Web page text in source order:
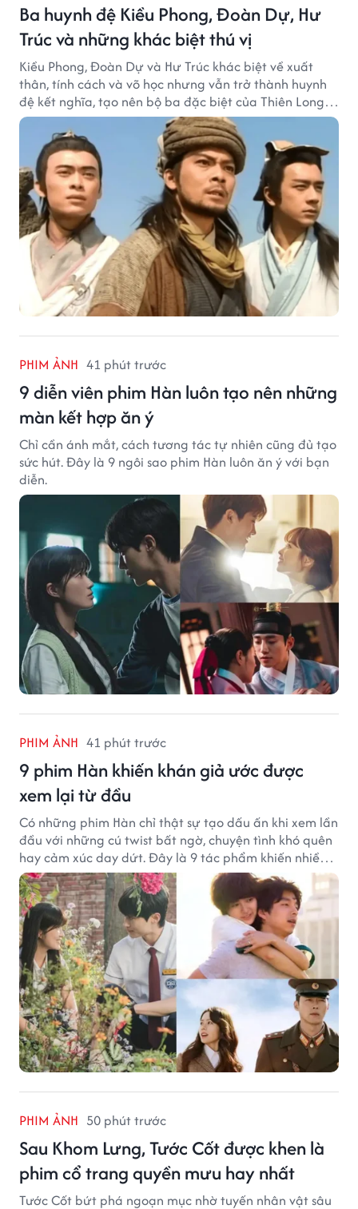
Ba huynh đệ Kiều Phong, Đoàn Dự, Hư
Trúc và những khác biệt thú vị
Kiều Phong, Đoàn Dự và Hư Trúc khác biệt về xuất
thân, tính cách và võ học nhưng vẫn trở thành huynh
đệ kết nghĩa, tạo nên bộ ba đặc biệt của Thiên Long
Bát Bộ.
PHIM ẢNH 41 phút trước
9 diễn viên phim Hàn luôn tạo nên những
màn kết hợp ăn ý
Chỉ cần ánh mắt, cách tương tác tự nhiên cũng đủ tạo
sức hút. Đây là 9 ngôi sao phim Hàn luôn ăn ý với bạn
diễn.
PHIM ẢNH 41 phút trước
9 phim Hàn khiến khán giả ước được
xem lại từ đầu
Có những phim Hàn chỉ thật sự tạo dấu ấn khi xem lần
đầu với những cú twist bất ngờ, chuyện tình khó quên
hay cảm xúc day dứt. Đây là 9 tác phẩm khiến nhiều
khán giả ước có thể trải nghiệm lại từ đầu.
PHIM ẢNH 50 phút trước
Sau Khom Lưng, Tước Cốt được khen là
phim cổ trang quyền mưu hay nhất
Tước Cốt bứt phá ngoạn mục nhờ tuyến nhân vật sâu